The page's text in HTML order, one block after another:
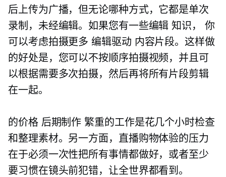
后上传为广播，但无论哪种方式，它都是单次
录制，未经编辑。如果您有一些编辑知识，
你
可以考虑拍摄更多编辑驱动 内容片段。这样做
的好处是，您可以不按顺序拍摄视频，并且可
以根据需要多次拍摄，然后再将所有片段剪辑
在一起。
的价格 后期制作 繁重的工作是花几个小时检查
和整理素材。另一方面，直播购物体验的压力
在于必须一次性把所有事情都做好，或者至少
要习惯在镜头前犯错，让全世界都看到。